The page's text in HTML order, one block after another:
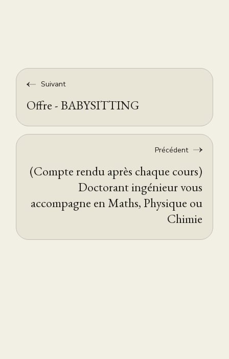
Suivant
Offre - BABYSITTING
Précédent
(Compte rendu après chaque cours)
Doctorant ingénieur vous
accompagne en Maths, Physique ou
Chimie